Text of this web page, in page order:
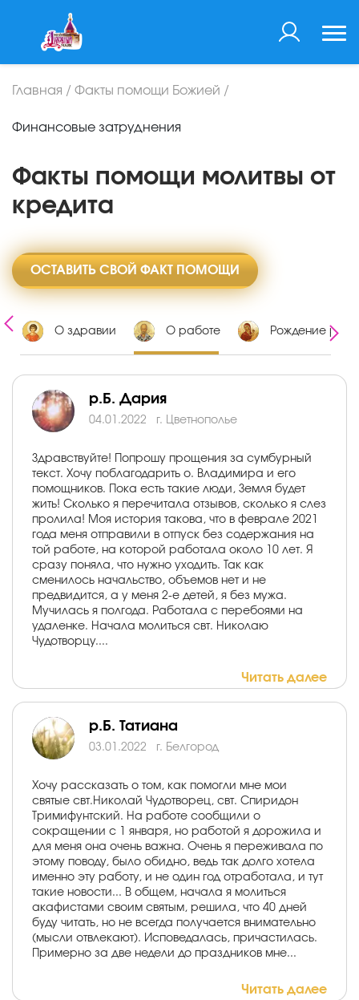
Главная / Факты помощи Божией /
Финансовые затруднения
Факты помощи молитвы от
кредита
ОСТАВИТЬ СВОЙ ФАКТ ПОМОЩИ
О здравии О работе Рождение
р.Б. Дария
04.01.2022 г. Цветнополье
Здравствуйте! Попрошу прощения за сумбурный
текст. Хочу поблагодарить о. Владимира и его
помощников. Пока есть такие люди, Земля будет
жить! Сколько я перечитала отзывов, сколько я слез
пролила! Моя история такова, что в феврале 2021
года меня отправили в отпуск без содержания на
той работе, на которой работала около 10 лет. Я
сразу поняла, что нужно уходить. Так как
сменилось начальство, объемов нет и не
предвидится, а у меня 2-е детей, я без мужа.
Мучилась я полгода. Работала с перебоями на
удаленке. Начала молиться свт. Николаю
Чудотворцу....
Читать далее
р.Б. Татиана
03.01.2022 г. Белгород
Хочу рассказать о том, как помогли мне мои
святые свт.Николай Чудотворец, свт. Спиридон
Тримифунтский. На работе сообщили о
сокращении с 1 января, но работой я дорожила и
для меня она очень важна. Очень я переживала по
этому поводу, было обидно, ведь так долго хотела
именно эту работу, и не один год отработала, и тут
такие новости... В общем, начала я молиться
акафистами своим святым, решила, что 40 дней
буду читать, но не всегда получается внимательно
(мысли отвлекают). Исповедалась, причастилась.
Примерно за две недели до праздников мне...
Читать далее